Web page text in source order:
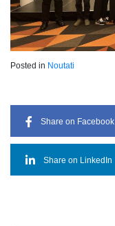
Posted in Noutati
Share on Facebook
Share on LinkedIn